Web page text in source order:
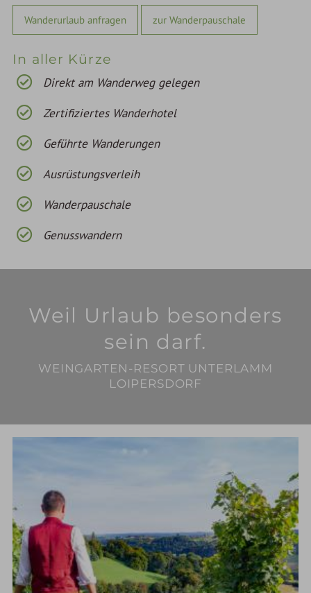
Wanderurlaub anfragen zur Wanderpauschale
In aller Kürze
Direkt am Wanderweg gelegen
Zertifiziertes Wanderhotel
Geführte Wanderungen
Ausrüstungsverleih
Wanderpauschale
Genusswandern
Weil Urlaub besonders
sein darf.
WEINGARTEN-RESORT UNTERLAMM
LOIPERSDORF